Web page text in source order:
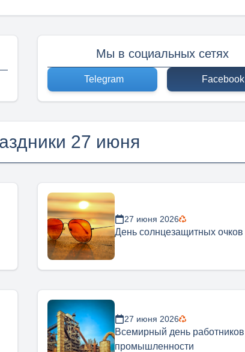
Мы в социальных сетях
Telegram Facebook
27 июня
27 июня 2026
День солнцезащитных очков
27 июня 2026
Всемирный день работников
промышленности